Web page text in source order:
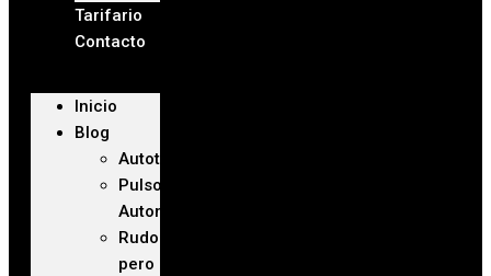
Tarifario
Contacto
Inicio
Blog
Autoteca
Pulso
Automotriz
Rudo
pero